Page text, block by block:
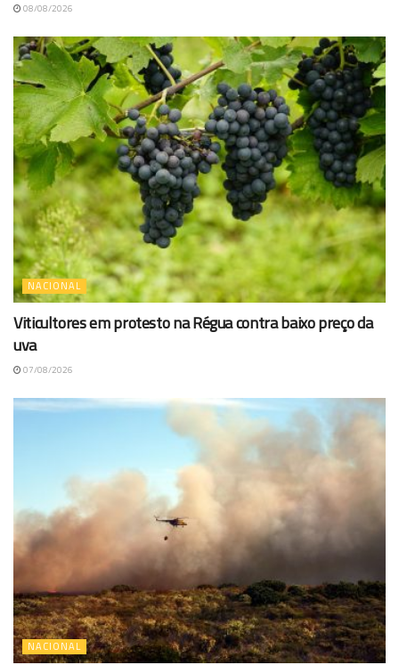
08/08/2026
NACIONAL
Viticultores em protesto na Régua contra baixo preço da
uva
07/08/2026
NACIONAL